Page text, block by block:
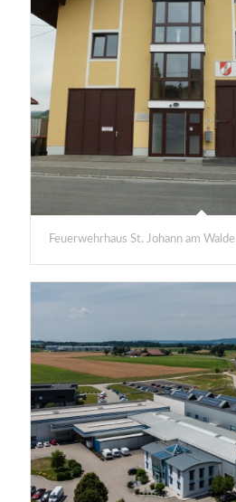
Feuerwehrhaus St. Johann am Walde